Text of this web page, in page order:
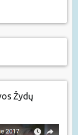
Žydų